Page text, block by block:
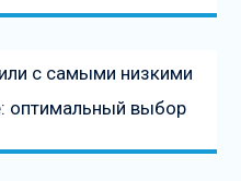
с самыми низкими
оптимальный выбор